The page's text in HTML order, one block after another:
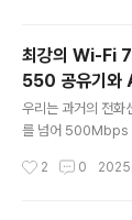
봐 왔는데, Tapo
광각 렌즈와 정밀
으로 확실히 차별화
는 것을 넘어, 물리
며, 사용자가 원하
리뷰~ Start!! 패키
최강의 Wi-Fi
550 공유기
카드
우리는 과거의 전
를 넘어 500Mbps
회선을 사용하더라
2 0